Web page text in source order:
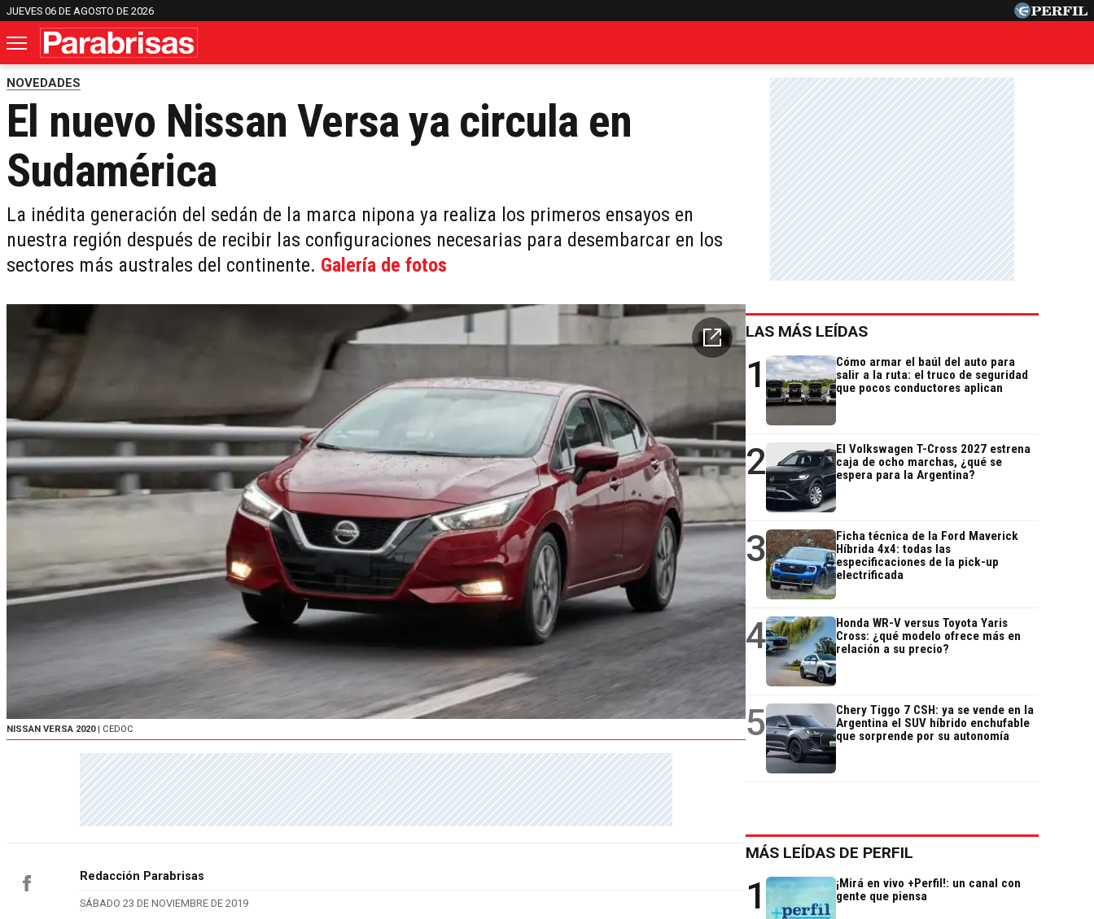
JUEVES 06 DE AGOSTO DE 2026
NOVEDADES
El nuevo Nissan Versa ya circula en
Sudamérica
La inédita generación del sedán de la marca nipona ya realiza los primeros ensayos en
nuestra región después de recibir las configuraciones necesarias para desembarcar en los
sectores más australes del continente. Galería de fotos
NISSAN VERSA 2020| CEDOC
Redacción Parabrisas
SÁBADO 23 DE NOVIEMBRE DE 2019
LAS MÁS LEÍDAS
1
Cómo armar el baúl del auto para
salir a la ruta: el truco de seguridad
que pocos conductores aplican
2
El Volkswagen T-Cross 2027 estrena
caja de ocho marchas, ¿qué se
espera para la Argentina?
3
Ficha técnica de la Ford Maverick
Híbrida 4x4: todas las
especificaciones de la pick-up
electrificada
4
Honda WR-V versus Toyota Yaris
Cross: ¿qué modelo ofrece más en
relación a su precio?
5
Chery Tiggo 7 CSH: ya se vende en la
Argentina el SUV híbrido enchufable
que sorprende por su autonomía
MÁS LEÍDAS DE PERFIL
1
¡Mirá en vivo +Perfil!: un canal con
gente que piensa